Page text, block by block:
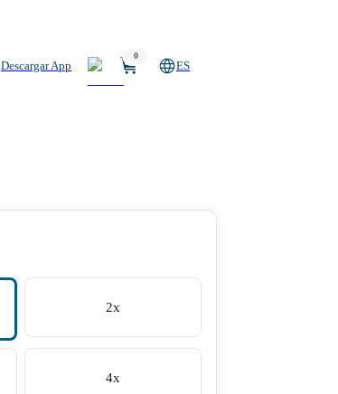
Descargar App
0
ES
2x
4x